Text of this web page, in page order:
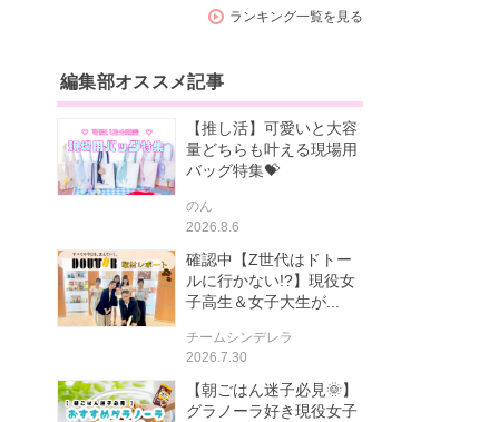
ランキング一覧を見る
編集部オススメ記事
【推し活】可愛いと大容
量どちらも叶える現場用
バッグ特集💝
のん
2026.8.6
確認中【Z世代はドトー
ルに行かない!?】現役女
子高生＆女子大生が...
チームシンデレラ
2026.7.30
【朝ごはん迷子必見🌞】
グラノーラ好き現役女子